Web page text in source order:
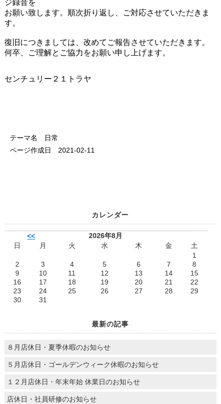
ジ録音を
お願い致します。順次折り返し、ご対応させていただきま
す。
復旧につきましては、改めてご報告させていただきます。
何卒、ご理解とご協力をお願い申し上げます。
センチュリー２１トラヤ
テーマ名 日常
ページ作成日 2021-02-11
カレンダー
<<
2026年8月
日
月 火 水 木 金
土
1
2
3 4 5 6 7
8
9
10 11 12 13 14
15
16
17 18 19 20 21
22
23
24 25 26 27 28
29
30
31
最新の記事
８月店休日・夏季休暇のお知らせ
５月店休日・ゴールデンウィーク休暇のお知らせ
１２月店休日・年末年始 休業日のお知らせ
店休日・社員研修のお知らせ